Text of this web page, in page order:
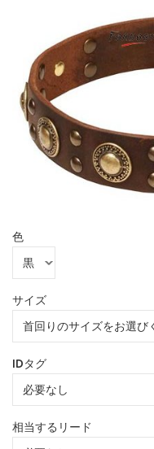
色
サイズ
IDタグ
相当するリード